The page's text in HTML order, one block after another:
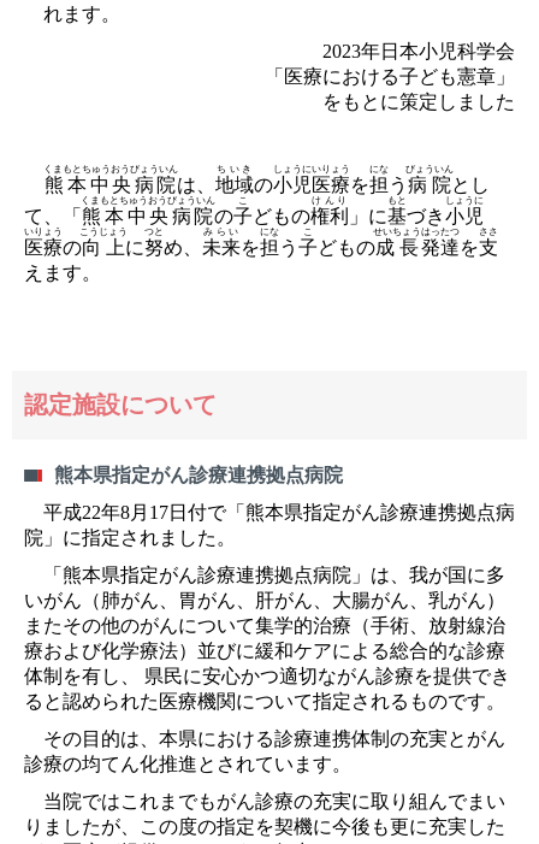
れます。
2023年日本小児科学会
「医療における子ども憲章」
をもとに策定しました
熊本中央病院
くまもとちゅうおうびょういん
は、 地域
ちいき
の小児
しょうに
医療
いりょう
を担
にな
う 病院
びょういん
とし
て、「 熊本中央病院
くまもとちゅうおうびょういん
の子
こ
どもの権利
けんり
」に基
もと
づき小児
しょうに
医療
いりょう
の向上
こうじょう
に努
つと
め、 未来
みらい
を担
にな
う 子
こ
どもの成長
せいちょう
発達
はったつ
を支
ささ
えます。
認定施設について
熊本県指定がん診療連携拠点病院
平成22年8月17日付で「熊本県指定がん診療連携拠点病
院」に指定されました。
「熊本県指定がん診療連携拠点病院」は、我が国に多
いがん（肺がん、胃がん、肝がん、大腸がん、乳がん）
またその他のがんについて集学的治療（手術、放射線治
療および化学療法）並びに緩和ケアによる総合的な診療
体制を有し、 県民に安心かつ適切ながん診療を提供でき
ると認められた医療機関について指定されるものです。
その目的は、本県における診療連携体制の充実とがん
診療の均てん化推進とされています。
当院ではこれまでもがん診療の充実に取り組んでまい
りましたが、この度の指定を契機に今後も更に充実した